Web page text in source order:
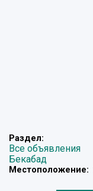
Раздел:
Все объявления
Бекабад
Местоположение: